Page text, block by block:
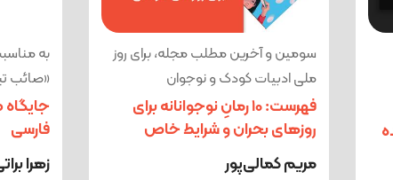
سومین و آخرین مطلب مجله، برای روز
ملی ادبیات کودک و نوجوان
فهرست: 10 رمانِ نوجوانانه برای
روزهای بحران و شرایط خاص
مریم کمالی‌پور
به
«صائب
فارسی
زهرا